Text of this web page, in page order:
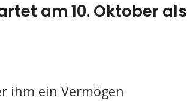
am 10. Oktober als
ihm ein Vermögen